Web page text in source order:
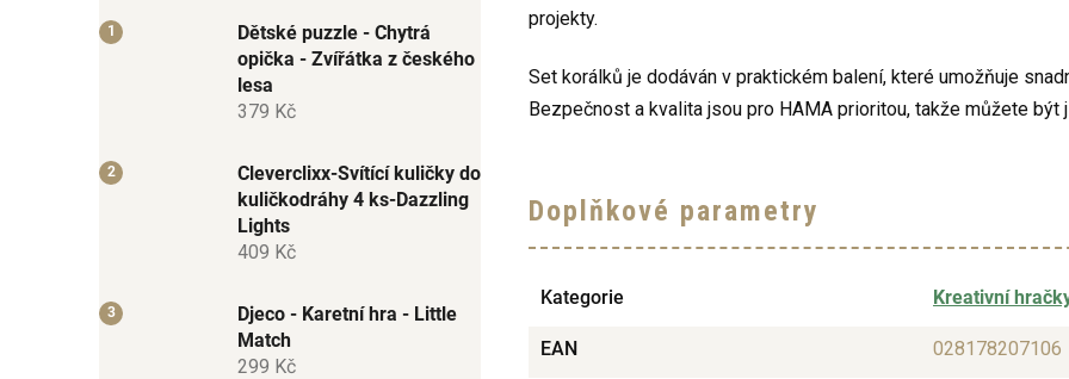
Dětské puzzle - Chytrá
opička - Zvířátka z českého
lesa
379 Kč
Cleverclixx-Svítící kuličky do
kuličkodráhy 4 ks-Dazzling
Lights
409 Kč
Djeco - Karetní hra - Little
Match
299 Kč
projekty.
Set korálků je dodáván v praktickém balení, které umožňuje
Bezpečnost a kvalita jsou pro HAMA prioritou, takže můžete
Doplňkové parametry
Kategorie Kreativní
EAN
028178207106